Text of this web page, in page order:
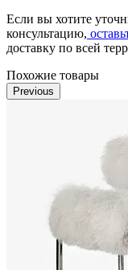
Если вы хотите
консультацию,
доставку по всей
Похожие товары
Previous